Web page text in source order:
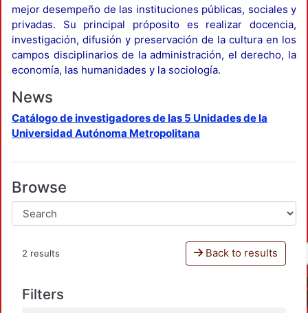
mejor desempeño de las instituciones públicas, sociales y
privadas. Su principal próposito es realizar docencia,
investigación, difusión y preservación de la cultura en los
campos disciplinarios de la administración, el derecho, la
economía, las humanidades y la sociología.
News
Catálogo de investigadores de las 5 Unidades de la
Universidad Autónoma Metropolitana
Browse
2 results Back to results
Filters